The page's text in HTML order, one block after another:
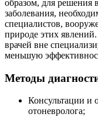
образом, для решения
заболевания,
специалистов,
природе этих
врачей вне
меньшую
Методы
Консультации и
отоневролога;